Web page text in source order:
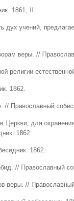
1861, II.
дух учений,
веры. //
религии
1862.
Православный
Церкви, для
1862.
1862.
// Православный
веры. //